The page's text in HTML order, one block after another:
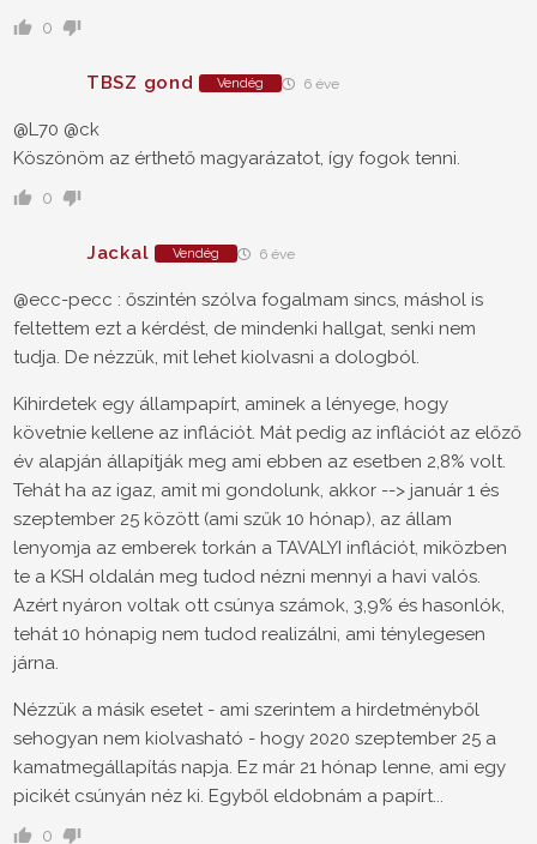
0
TBSZ gond Vendég 6 éve
@L70 @ck
Köszönöm az érthető magyarázatot, így fogok tenni.
0
Jackal Vendég 6 éve
@ecc-pecc : őszintén szólva fogalmam sincs, máshol is
feltettem ezt a kérdést, de mindenki hallgat, senki nem
tudja. De nézzük, mit lehet kiolvasni a dologból.
Kihirdetek egy állampapírt, aminek a lényege, hogy
követnie kellene az inflációt. Mát pedig az inflációt az előző
év alapján állapítják meg ami ebben az esetben 2,8% volt.
Tehát ha az igaz, amit mi gondolunk, akkor --> január 1 és
szeptember 25 között (ami szűk 10 hónap), az állam
lenyomja az emberek torkán a TAVALYI inflációt, miközben
te a KSH oldalán meg tudod nézni mennyi a havi valós.
Azért nyáron voltak ott csúnya számok, 3,9% és hasonlók,
tehát 10 hónapig nem tudod realizálni, ami ténylegesen
járna.
Nézzük a másik esetet - ami szerintem a hirdetményből
sehogyan nem kiolvasható - hogy 2020 szeptember 25 a
kamatmegállapítás napja. Ez már 21 hónap lenne, ami egy
picikét csúnyán néz ki. Egyből eldobnám a papírt...
0